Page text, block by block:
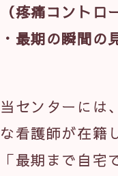
（疼痛コントロ
・最期の瞬間の
当センターには
な看護師が在籍
「最期まで自宅